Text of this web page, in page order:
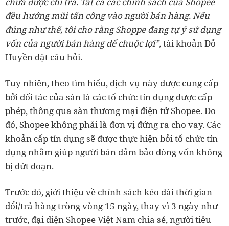
đều hướng mũi tấn công vào người bán hàng. Nếu
đúng như thế, tôi cho rằng Shoppe đang tự ý sử dụng
vốn của người bán hàng để chuộc lợi”,tài khoản Đỗ
Huyền đặt câu hỏi.
Tuy nhiên, theo tìm hiểu, dịch vụ này được cung cấp
bởi đối tác của sàn là các tổ chức tín dụng được cấp
phép, thông qua sàn thương mại điện tử Shopee. Do
đó, Shopee không phải là đơn vị đứng ra cho vay. Các
khoản cấp tín dụng sẽ được thực hiện bởi tổ chức tín
dụng nhằm giúp người bán đảm bảo dòng vốn không
bị đứt đoạn.
Trước đó, giới thiệu về chính sách kéo dài thời gian
đổi/trả hàng tròng vòng 15 ngày, thay vì 3 ngày như
trước, đại diện Shopee Việt Nam chia sẻ, người tiêu